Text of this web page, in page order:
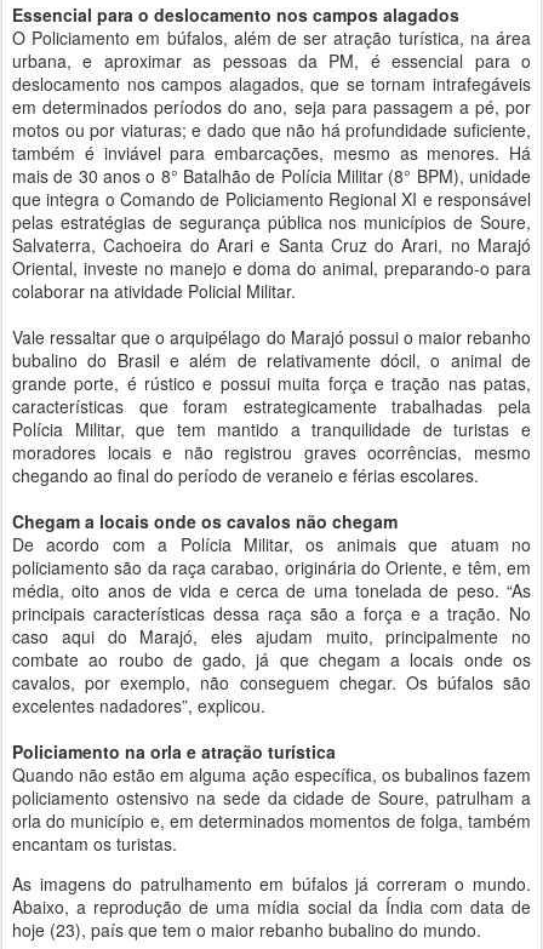
Essencial para o deslocamento nos campos alagados
O Policiamento em búfalos, além de ser atração turística, na área
urbana, e aproximar as pessoas da PM, é essencial para o
deslocamento nos campos alagados, que se tornam intrafegáveis
em determinados períodos do ano, seja para passagem a pé, por
motos ou por viaturas; e dado que não há profundidade suficiente,
também é inviável para embarcações, mesmo as menores. Há
mais de 30 anos o 8° Batalhão de Polícia Militar (8° BPM), unidade
que integra o Comando de Policiamento Regional XI e responsável
pelas estratégias de segurança pública nos municípios de Soure,
Salvaterra, Cachoeira do Arari e Santa Cruz do Arari, no Marajó
Oriental, investe no manejo e doma do animal, preparando-o para
colaborar na atividade Policial Militar.
Vale ressaltar que o arquipélago do Marajó possui o maior rebanho
bubalino do Brasil e além de relativamente dócil, o animal de
grande porte, é rústico e possui muita força e tração nas patas,
características que foram estrategicamente trabalhadas pela
Polícia Militar, que tem mantido a tranquilidade de turistas e
moradores locais e não registrou graves ocorrências, mesmo
chegando ao final do período de veraneio e férias escolares.
Chegam a locais onde os cavalos não chegam
De acordo com a Polícia Militar, os animais que atuam no
policiamento são da raça carabao, originária do Oriente, e têm, em
média, oito anos de vida e cerca de uma tonelada de peso. “As
principais características dessa raça são a força e a tração. No
caso aqui do Marajó, eles ajudam muito, principalmente no
combate ao roubo de gado, já que chegam a locais onde os
cavalos, por exemplo, não conseguem chegar. Os búfalos são
excelentes nadadores”, explicou.
Policiamento na orla e atração turística
Quando não estão em alguma ação específica, os bubalinos fazem
policiamento ostensivo na sede da cidade de Soure, patrulham a
orla do município e, em determinados momentos de folga, também
encantam os turistas.
As imagens do patrulhamento em búfalos já correram o mundo.
Abaixo, a reprodução de uma mídia social da Índia com data de
hoje (23), país que tem o maior rebanho bubalino do mundo.